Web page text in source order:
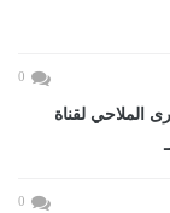
0
الملاحي لقناة
0